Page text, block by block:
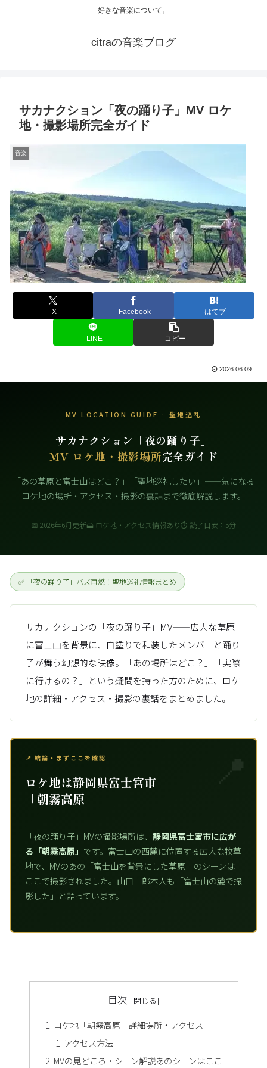
好きな音楽について。
citraの音楽ブログ
サカナクション「夜の踊り子」MV ロケ
地・撮影場所完全ガイド
音楽
X Facebook はてブ
LINE コピー
2026.06.09
MV LOCATION GUIDE · 聖地巡礼
サカナクション「夜の踊り子」
MV ロケ地・撮影場所完全ガイド
「あの草原と富士山はどこ？」「聖地巡礼したい」——気になる
ロケ地の場所・アクセス・撮影の裏話まで徹底解説します。
📅 2026年6月更新🗻 ロケ地・アクセス情報あり⏱ 読了目安：5分
✅ 「夜の踊り子」バズ再燃！聖地巡礼情報まとめ
サカナクションの「夜の踊り子」MV——広大な草原
に富士山を背景に、白塗りで和装したメンバーと踊り
子が舞う幻想的な映像。「あの場所はどこ？」「実際
に行けるの？」という疑問を持った方のために、ロケ
地の詳細・アクセス・撮影の裏話をまとめました。
📍 結論・まずここを確認
ロケ地は静岡県富士宮市
「朝霧高原」
「夜の踊り子」MVの撮影場所は、 静岡県富士宮市に広が
る「朝霧高原」 です。富士山の西麓に位置する広大な牧草
地で、MVのあの「富士山を背景にした草原」のシーンは
ここで撮影されました。山口一郎本人も「富士山の麓で撮
影した」と語っています。
目次
ロケ地「朝霧高原」詳細場所・アクセス
アクセス方法
MVの見どころ・シーン解説あのシーンはここ